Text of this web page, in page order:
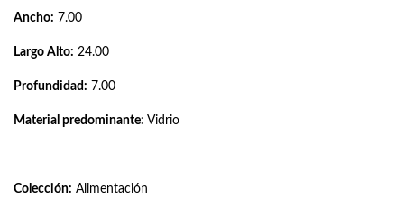
Ancho: 7.00
Largo Alto: 24.00
Profundidad: 7.00
Material predominante: Vidrio
Colección: Alimentación